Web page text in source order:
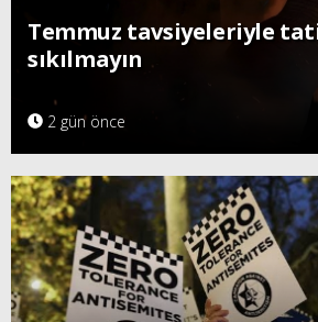
Temmuz tavsiyeleriyle
sıkılmayın
2 gün önce